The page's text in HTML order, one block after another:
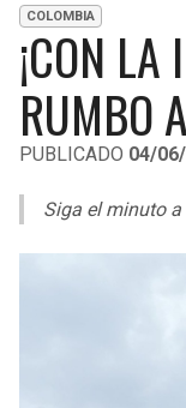
COLOMBIA
¡CON
RUMBO
PUBLICADO 04/
Siga el minuto